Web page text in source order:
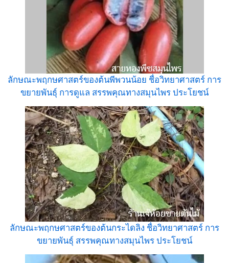
ลักษณะพฤกษศาสตร์ของต้นพีพวนน้อย ชื่อวิทยาศาสตร์ การ
ขยายพันธุ์ การดูแล สรรพคุณทางสมุนไพร ประโยชน์
ลักษณะพฤกษศาสตร์ของต้นกระไดลิง ชื่อวิทยาศาสตร์ การ
ขยายพันธุ์ สรรพคุณทางสมุนไพร ประโยชน์